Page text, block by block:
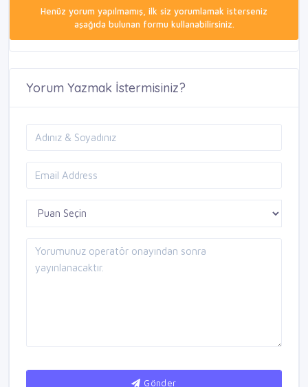
Henüz yorum yapılmamış, ilk siz yorumlamak isterseniz
aşağıda bulunan formu kullanabilirsiniz.
Yorum Yazmak İstermisiniz?
Gönder